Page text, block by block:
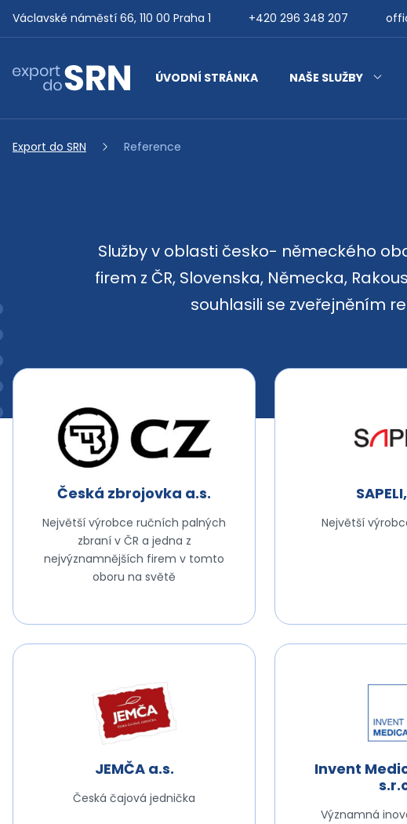
Přejít na obsah
Václavské náměstí 66, 110 00 Praha 1 +420 296 348 207
ÚVODNÍ STRÁNKA NAŠE SLUŽBY
Export do SRN
Export do SRN Reference
Služby v oblasti česko- německého
firem z ČR, Slovenska, Německa,
souhlasili se zveřejněním
Česká zbrojovka a.s.
Největší výrobce ručních palných
zbraní v ČR a jedna z
nejvýznamnějších firem v tomto
oboru na světě
Největší
JEMČA a.s.
Česká čajová jednička
Invent
Významná